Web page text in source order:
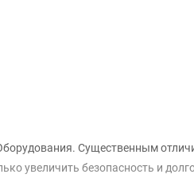
Существенным
увеличить безопасность и